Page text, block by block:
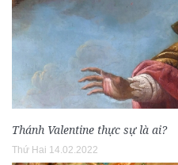
Thánh Valentine thực sự là ai?
Thứ Hai 14.02.2022